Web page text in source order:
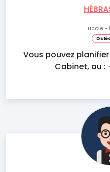
uccle -
Vous pouvez
Cabinet, au :